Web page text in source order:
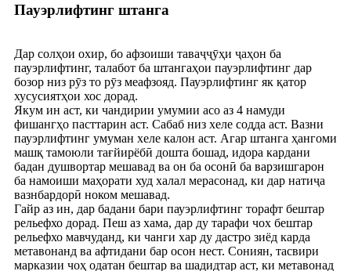
Пауэрлифтинг штанга
Дар солҳои охир, бо афзоиши таваҷҷӯҳи ҷаҳон ба
пауэрлифтинг, талабот ба штангаҳои пауэрлифтинг дар
бозор низ рӯз то рӯз меафзояд. Пауэрлифтинг як қатор
хусусиятҳои хос дорад.
Якум ин аст, ки чандирии умумии асо аз 4 намуди
фишангҳо пасттарин аст. Сабаб низ хеле содда аст. Вазни
пауэрлифтинг умуман хеле калон аст. Агар штанга ҳангоми
машқ тамоюли тағйирёбӣ дошта бошад, идора кардани
бадан душвортар мешавад ва он ба осонӣ ба варзишгарон
ба намоиши маҳорати худ халал мерасонад, ки дар натиҷа
вазнбардорӣ ноком мешавад.
Гайр аз ин, дар бадани бари пауэрлифтинг торафт бештар
рельефхо дорад. Пеш аз хама, дар ду тарафи чох бештар
рельефхо мавчуданд, ки чанги хар ду дастро зиёд карда
метавонанд ва афтидани бар осон нест. Сониян, тасвири
марказии чоҳ одатан бештар ва шадидтар аст, ки метавонад